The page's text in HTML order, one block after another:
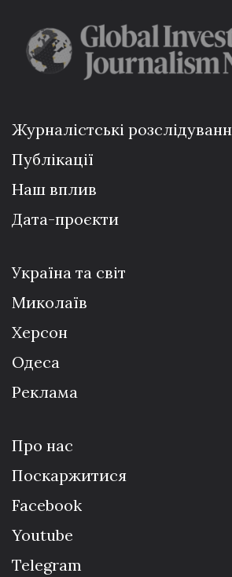
Журналістські
Публікації
Наш вплив
Дата-проєкти
Україна та світ
Миколаїв
Херсон
Одеса
Реклама
Про нас
Поскаржитися
Facebook
Youtube
Telegram